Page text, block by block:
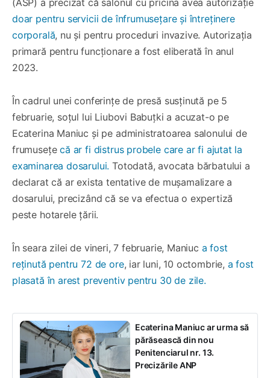
doar pentru servicii de înfrumusețare și întreținere
corporală, nu și pentru proceduri invazive. Autorizația
primară pentru funcționare a fost eliberată în anul
2023.
În cadrul unei conferințe de presă susținută pe 5
februarie, soțul lui Liubovi Babuțki a acuzat-o pe
Ecaterina Maniuc și pe administratoarea salonului de
frumusețecă ar fi distrus probele care ar fi ajutat la
examinarea dosarului. Totodată, avocata bărbatului a
declarat că ar exista tentative de mușamalizare a
dosarului, precizând că se va efectua o expertiză
peste hotarele țării.
În seara zilei de vineri, 7 februarie, Maniuc a fost
reținută pentru 72 de ore, iar luni, 10 octombrie, a fost
plasată în arest preventiv pentru 30 de zile.
Ecaterina Maniuc ar urma să
părăsească din nou
Penitenciarul nr. 13.
Precizările ANP